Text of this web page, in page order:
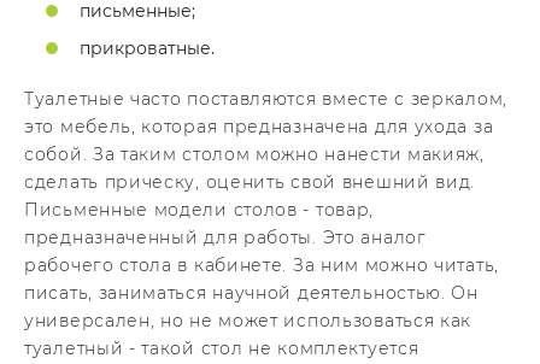
письменные;
прикроватные.
Туалетные часто поставляются вместе с зеркалом,
это мебель, которая предназначена для ухода за
собой. За таким столом можно нанести макияж,
сделать прическу, оценить свой внешний вид.
Письменные модели столов - товар,
предназначенный для работы. Это аналог
рабочего стола в кабинете. За ним можно читать,
писать, заниматься научной деятельностью. Он
универсален, но не может использоваться как
туалетный - такой стол не комплектуется